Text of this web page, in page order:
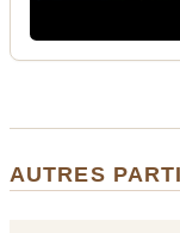
AUTRES